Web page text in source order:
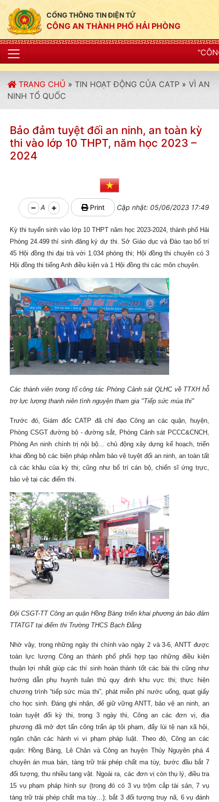
CỔNG THÔNG TIN ĐIỆN TỬ
CÔNG AN THÀNH PHỐ HẢI PHÒNG
"CÔNG AN THÀNH
TRANG CHỦ » TIN HOẠT ĐỘNG CỦA CATP » VÌ AN
NINH TỔ QUỐC
Bảo đảm tuyệt đối an ninh, an toàn kỳ
thi vào lớp 10 THPT, năm học 2023 –
2024
A Print Cập nhật: 05/06/2023 17:49
Kỳ thi tuyển sinh vào lớp 10 THPT năm học 2023-2024, thành phố Hải
Phòng 24.499 thí sinh đăng ký dự thi. Sở Giáo dục và Đào tạo bố trí
45 Hội đồng thi đại trà với 1.034 phòng thi; Hội đồng thi chuyên có 3
Hội đồng thi tiếng Anh điều kiện và 1 Hội đồng thi các môn chuyên.
Các thành viên trong tổ công tác Phòng Cảnh sát QLHC về TTXH hỗ
trợ lực lượng thanh niên tình nguyện tham gia "Tiếp sức mùa thi"
Trước đó, Giám đốc CATP đã chỉ đạo Công an các quận, huyện,
Phòng CSGT đường bộ - đường sắt, Phòng Cảnh sát PCCC&CNCH,
Phòng An ninh chính trị nội bộ... chủ động xây dựng kế hoạch, triển
khai đồng bộ các biện pháp nhằm bảo vệ tuyệt đối an ninh, an toàn tất
cả các khâu của kỳ thi; cũng như bố trí cán bộ, chiến sĩ ứng trực,
bảo vệ tại các điểm thi.
Đội CSGT-TT Công an quận Hồng Bàng triển khai phương án bảo đảm
TTATGT tại điểm thi Trường THCS Bạch Đằng
Nhờ vậy, trong những ngày thi chính vào ngày 2 và 3-6, ANTT được
toàn lực lượng Công an thành phố phối hợp tạo những điều kiện
thuận lợi nhất giúp các thí sinh hoàn thành tốt các bài thi cũng như
hướng dẫn phụ huynh tuân thủ quy định khu vực thi; thực hiện
chương trình “tiếp sức mùa thi”, phát miễn phí nước uống, quạt giấy
cho học sinh. Đáng ghi nhận, để giữ vững ANTT, bảo vệ an ninh, an
toàn tuyệt đối kỳ thi, trong 3 ngày thi, Công an các đơn vị, địa
phương đã mở đợt tấn công trấn áp tội phạm, đẩy lùi tệ nạn xã hội,
ngăn chặn các hành vi vi phạm pháp luật. Theo đó, Công an các
quận: Hồng Bàng, Lê Chân và Công an huyện Thủy Nguyên phá 4
chuyên án mua bán, tàng trữ trái phép chất ma túy, bước đầu bắt 7
đối tượng, thu nhiều tang vật. Ngoài ra, các đơn vị còn thụ lý, điều tra
15 vụ phạm pháp hình sự (trong đó có 3 vụ trộm cắp tài sản, 7 vụ
tàng trữ trái phép chất ma túy…); bắt 3 đối tượng truy nã, 6 vụ đánh